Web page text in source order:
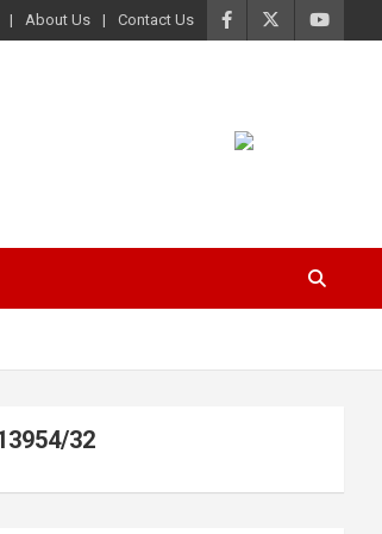
About Us Contact Us
32